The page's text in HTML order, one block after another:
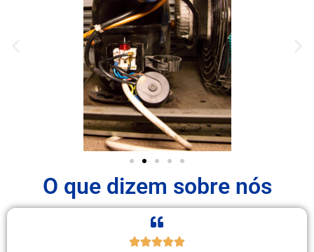
O que dizem sobre nós